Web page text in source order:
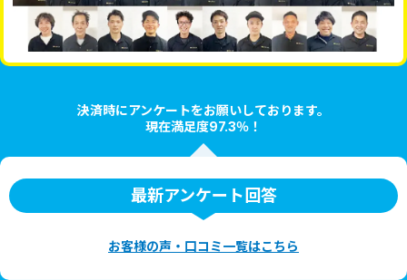
決済時にアンケートをお願いしております。
現在満足度97.3％！
最新アンケート回答
お客様の声・口コミ一覧はこちら